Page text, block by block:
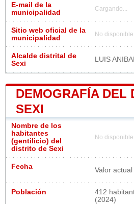
E-mail de la
municipalidad
Cargando...
Sitio web oficial de la
municipalidad
No disponible
Alcalde distrital de
Sexi
LUIS
DEMOGRAFÍA DEL
SEXI
Nombre de los
habitantes
(gentilicio) del
distrito de Sexi
No disponible
Fecha Valor actual
Población
412
(2024)